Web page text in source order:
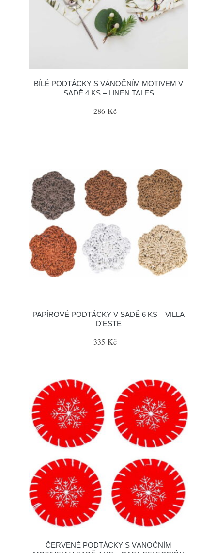
BÍLÉ PODTÁCKY S VÁNOČNÍM MOTIVEM V
SADĚ 4 KS – LINEN TALES
286 Kč
PAPÍROVÉ PODTÁCKY V SADĚ 6 KS – VILLA
D'ESTE
335 Kč
ČERVENÉ PODTÁCKY S VÁNOČNÍM